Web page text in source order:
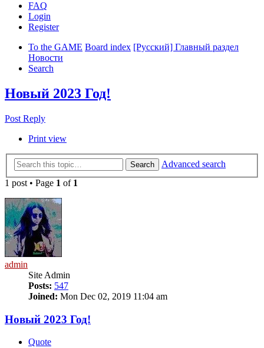
FAQ
Login
Register
To the GAME Board index [Русский] Главный раздел
Новости
Search
Новый 2023 Год!
Post Reply
Print view
Search
Advanced search
1 post • Page 1 of 1
admin
Site Admin
Posts: 547
Joined: Mon Dec 02, 2019 11:04 am
Новый 2023 Год!
Quote